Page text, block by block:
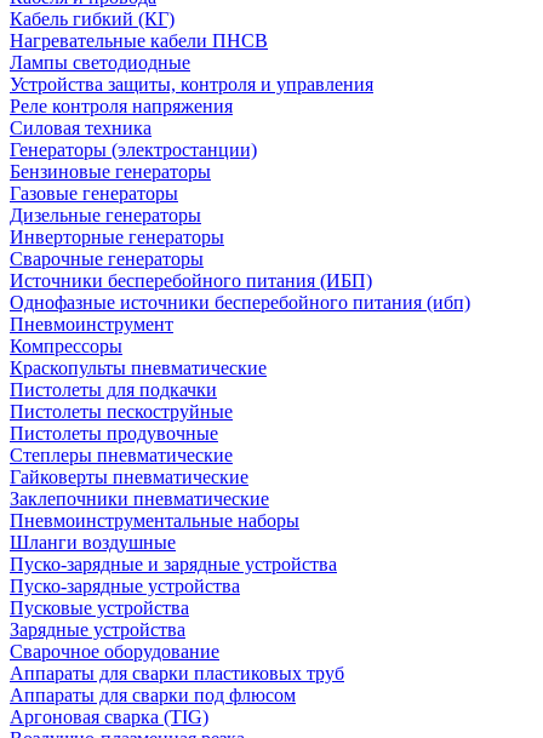
Кабель гибкий (КГ)
Нагревательные кабели ПНСВ
Лампы светодиодные
Устройства защиты, контроля и управления
Реле контроля напряжения
Силовая техника
Генераторы (электростанции)
Бензиновые генераторы
Газовые генераторы
Дизельные генераторы
Инверторные генераторы
Сварочные генераторы
Источники бесперебойного питания (ИБП)
Однофазные источники бесперебойного питания (ибп)
Пневмоинструмент
Компрессоры
Краскопульты пневматические
Пистолеты для подкачки
Пистолеты пескоструйные
Пистолеты продувочные
Степлеры пневматические
Гайковерты пневматические
Заклепочники пневматические
Пневмоинструментальные наборы
Шланги воздушные
Пуско-зарядные и зарядные устройства
Пуско-зарядные устройства
Пусковые устройства
Зарядные устройства
Сварочное оборудование
Аппараты для сварки пластиковых труб
Аппараты для сварки под флюсом
Аргоновая сварка (TIG)